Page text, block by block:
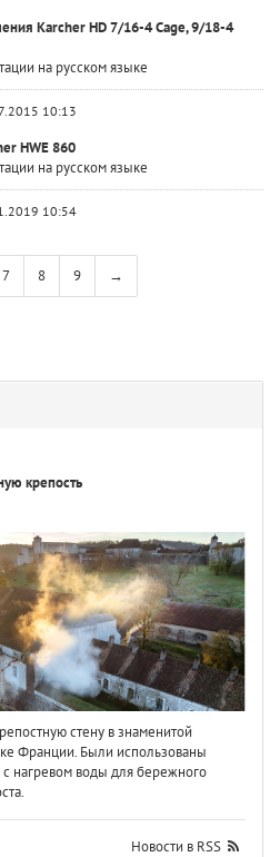
Karcher HD 7/16-4 Cage, 9/18-4
на русском языке
10:13
HWE 860
на русском языке
10:54
7 8 9 →
крепость
стену в знаменитой
Франции. Были использованы
нагревом воды для бережного
Новости в RSS